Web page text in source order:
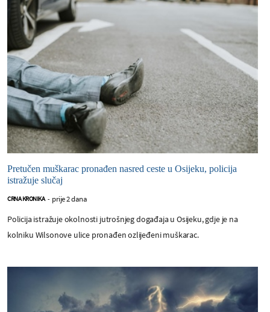
Pretučen muškarac pronađen nasred ceste u Osijeku, policija
istražuje slučaj
CRNA KRONIKA - prije 2 dana
Policija istražuje okolnosti jutrošnjeg događaja u Osijeku, gdje je na
kolniku Wilsonove ulice pronađen ozlijeđeni muškarac.